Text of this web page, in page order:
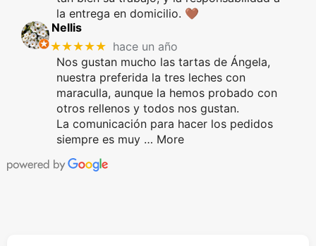
la entrega en domicilio. 🤎
Nellis
★★★★★ hace un año
Nos gustan mucho las tartas de Ángela,
nuestra preferida la tres leches con
maraculla, aunque la hemos probado con
otros rellenos y todos nos gustan.
La comunicación para hacer los pedidos
siempre es muy … More